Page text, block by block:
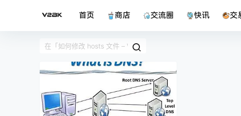
首页 商店 交流圈 快讯 交